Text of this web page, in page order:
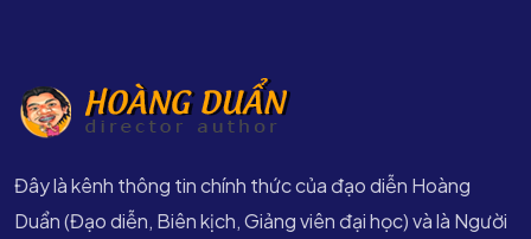
Đây là kênh thông tin chính thức của đạo diễn Hoàng
Duẩn (Đạo diễn, Biên kịch, Giảng viên đại học) và là Người